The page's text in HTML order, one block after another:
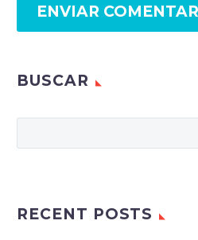
ENVIAR
BUSCAR
RECENT POSTS